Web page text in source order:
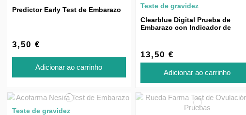
Predictor Early Test de Embarazo
3,50 €
Adicionar ao carrinho
Teste de gravidez
Clearblue Digital Prueba de
Embarazo con Indicador de
13,50 €
Adicionar ao carrinho
Teste de gravidez